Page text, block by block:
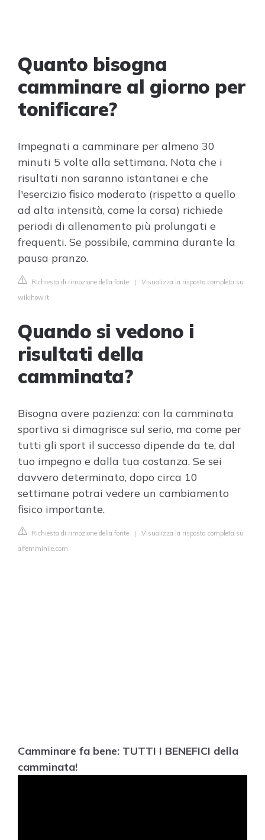
Quanto bisogna
camminare al giorno per
tonificare?
Impegnati a camminare per almeno 30
minuti 5 volte alla settimana. Nota che i
risultati non saranno istantanei e che
l'esercizio fisico moderato (rispetto a quello
ad alta intensità, come la corsa) richiede
periodi di allenamento più prolungati e
frequenti. Se possibile, cammina durante la
pausa pranzo.
Richiesta di rimozione della fonte | Visualizza la risposta completa su
wikihow.it
Quando si vedono i
risultati della
camminata?
Bisogna avere pazienza: con la camminata
sportiva si dimagrisce sul serio, ma come per
tutti gli sport il successo dipende da te, dal
tuo impegno e dalla tua costanza. Se sei
davvero determinato, dopo circa 10
settimane potrai vedere un cambiamento
fisico importante.
Richiesta di rimozione della fonte | Visualizza la risposta completa su
alfemminile.com
Camminare fa bene: TUTTI I BENEFICI della
camminata!